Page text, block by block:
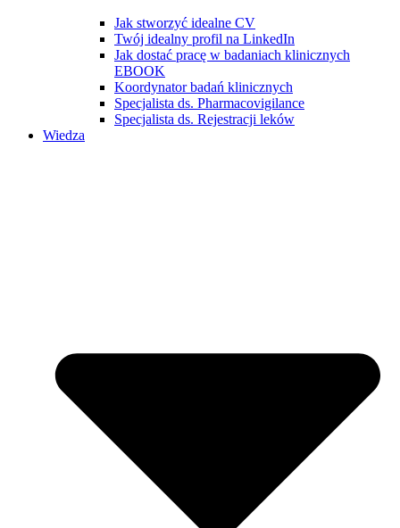
Jak stworzyć idealne CV
Twój idealny profil na LinkedIn
Jak dostać pracę w badaniach klinicznych
EBOOK
Koordynator badań klinicznych
Specjalista ds. Pharmacovigilance
Specjalista ds. Rejestracji leków
Wiedza